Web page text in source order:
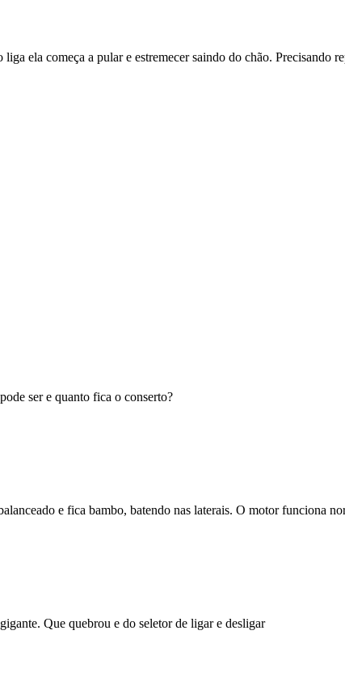
ela começa a pular e estremecer saindo do chão. Precisando
ser e quanto fica o conserto?
e fica bambo, batendo nas laterais. O motor funciona
Que quebrou e do seletor de ligar e desligar